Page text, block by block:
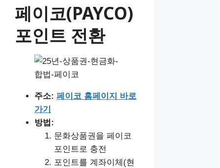
페이코(PAYCO)
포인트 전환
주소: 페이코 홈페이지 바로
가기
방법:
문화상품권을 페이코
포인트로 충전
포인트를 계좌이체(현